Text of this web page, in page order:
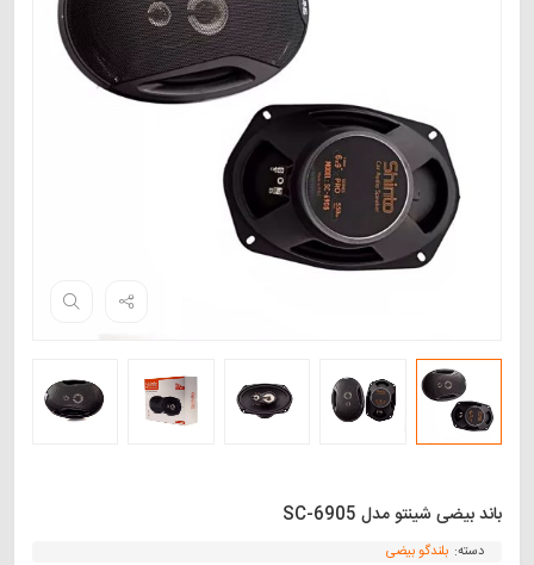
باند بیضی شینتو مدل SC-6905
دسته: بلندگو بیضی